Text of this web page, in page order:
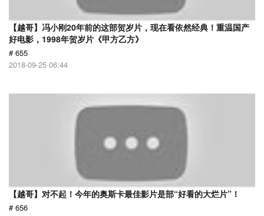
【越哥】冯小刚20年前的这部贺岁片，现在看依然经典！重温国产
好电影，1998年贺岁片《甲方乙方》
# 655
2018-09-25 06:44
【越哥】对不起！今年的奥斯卡最佳影片是部“好看的大烂片”！
# 656